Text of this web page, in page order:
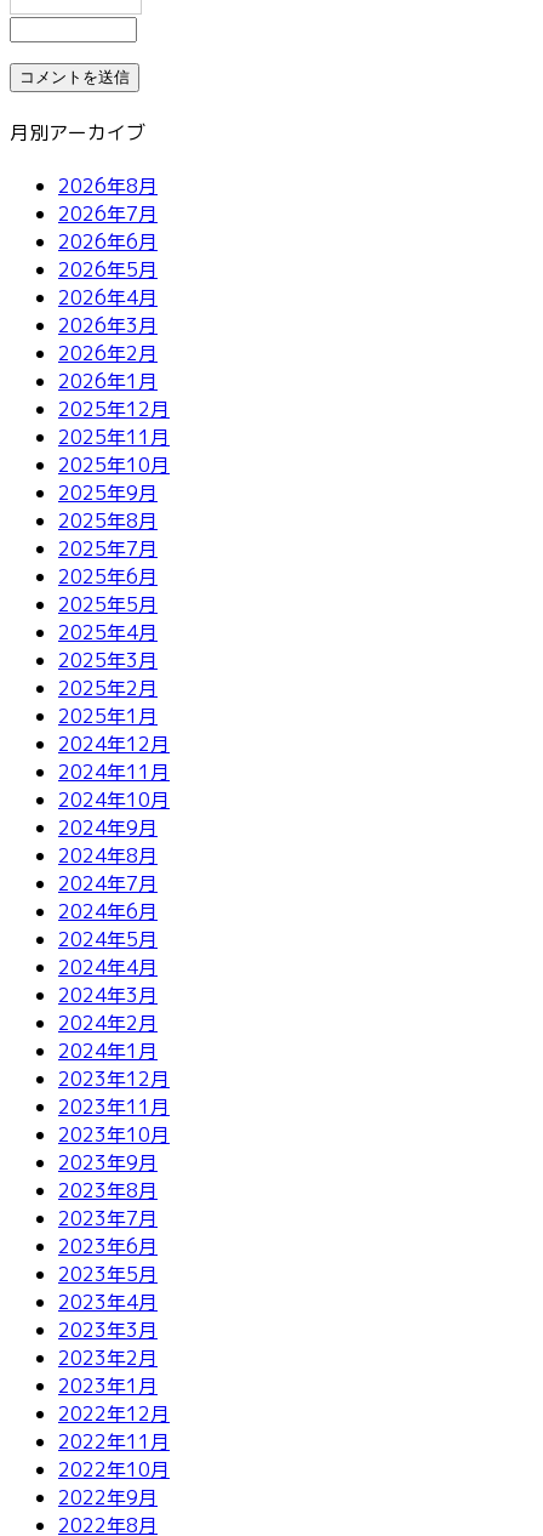
月別アーカイブ
2026年8月
2026年7月
2026年6月
2026年5月
2026年4月
2026年3月
2026年2月
2026年1月
2025年12月
2025年11月
2025年10月
2025年9月
2025年8月
2025年7月
2025年6月
2025年5月
2025年4月
2025年3月
2025年2月
2025年1月
2024年12月
2024年11月
2024年10月
2024年9月
2024年8月
2024年7月
2024年6月
2024年5月
2024年4月
2024年3月
2024年2月
2024年1月
2023年12月
2023年11月
2023年10月
2023年9月
2023年8月
2023年7月
2023年6月
2023年5月
2023年4月
2023年3月
2023年2月
2023年1月
2022年12月
2022年11月
2022年10月
2022年9月
2022年8月